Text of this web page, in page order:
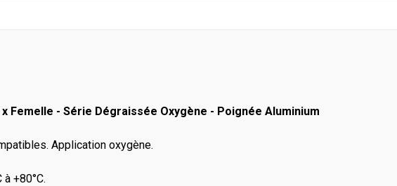
Femelle - Série Dégraissée Oxygène - Poignée Aluminium
Application oxygène.
à +80°C.